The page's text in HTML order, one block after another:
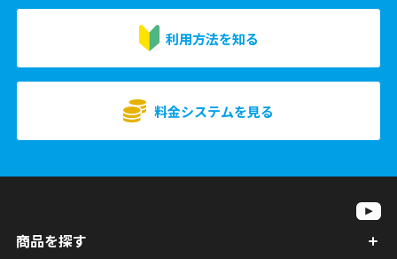
利用方法を知る
料金システムを見る
商品を探す